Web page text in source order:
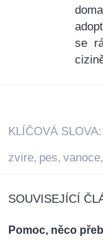
se
KLÍČOVÁ SLOVA:
zvire, pes, vanoce,
SOUVISEJÍCÍ
Pomoc, něco